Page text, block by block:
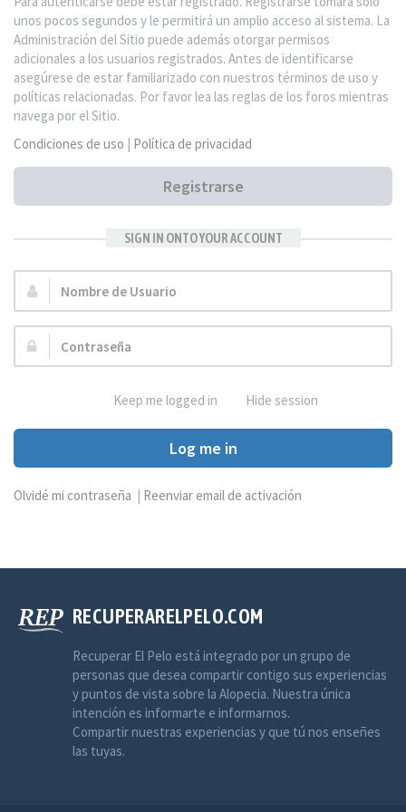
unos pocos segundos y le permitirá un amplio acceso al sistema. La
Administración del Sitio puede además otorgar permisos
adicionales a los usuarios registrados. Antes de identificarse
asegúrese de estar familiarizado con nuestros términos de uso y
políticas relacionadas. Por favor lea las reglas de los foros mientras
navega por el Sitio.
Condiciones de uso | Política de privacidad
Registrarse
SIGN IN ONTO YOUR ACCOUNT
Nombre
de
Usuario:
Contraseña:
Keep me logged in Hide session
Log me in
Olvidé mi contraseña Reenviar email de activación
RECUPERARELPELO.COM
Recuperar El Pelo está integrado por un grupo de
personas que desea compartir contigo sus experiencias
y puntos de vista sobre la Alopecia. Nuestra única
intención es informarte e informarnos.
Compartir nuestras experiencias y que tú nos enseñes
las tuyas.